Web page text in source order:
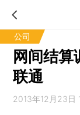
公司
网间结算
联通
2013年12月23日